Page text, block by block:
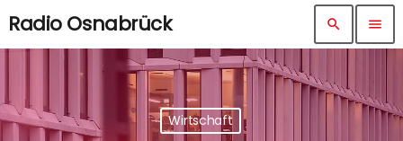
Radio Osnabrück search menu
Wirtschaft